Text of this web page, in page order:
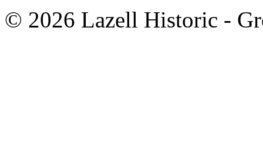
© 2026 Lazell Historic -